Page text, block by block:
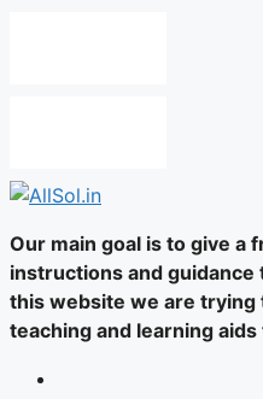
Our main goal is to give a
instructions and
this website we are trying
teaching and learning